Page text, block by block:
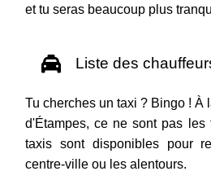
et tu seras beaucoup plus
Liste des
Tu cherches un taxi ? Bingo ! À
d'Étampes, ce ne sont pas les
taxis sont disponibles pour
centre-ville ou les alentours.